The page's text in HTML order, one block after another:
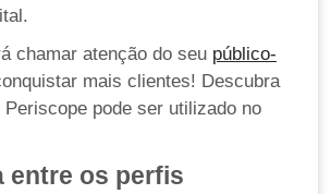
chamar atenção do seu público-
mais clientes! Descubra
pode ser utilizado no
entre os perfis